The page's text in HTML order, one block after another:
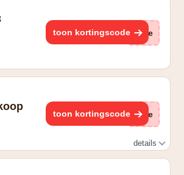
toon kortingscode (ge
toon kortingscode (ge
details